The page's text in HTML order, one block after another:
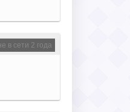
в сети 2 года